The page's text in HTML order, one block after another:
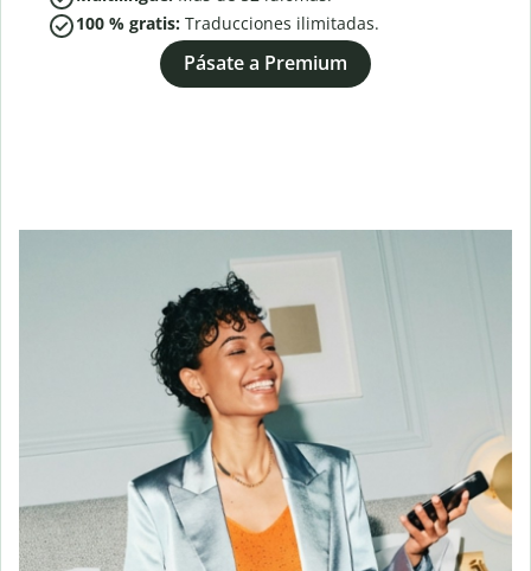
100 % gratis: Traducciones ilimitadas.
Pásate a Premium